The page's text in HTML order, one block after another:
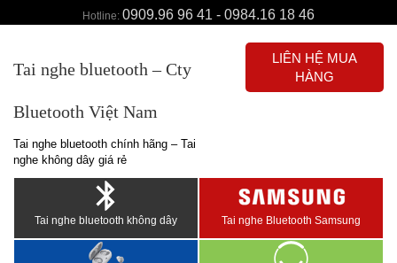
Hotline: 0909.96 96 41 - 0984.16 18 46
Tai nghe bluetooth – Cty
Bluetooth Việt Nam
Tai nghe bluetooth chính hãng – Tai
nghe không dây giá rẻ
LIÊN HỆ MUA
HÀNG
Tai nghe bluetooth không dây Tai nghe Bluetooth Samsung